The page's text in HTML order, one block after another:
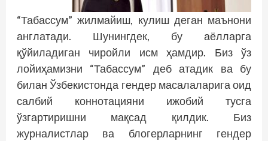
“Табассум” жилмайиш, кулиш деган маънони
англатади. Шунингдек, бу аёлларга
қўйиладиган чиройли исм ҳамдир. Биз ўз
лойиҳамизни “Табассум” деб атадик ва бу
билан Ўзбекистонда гендер масалаларига оид
салбий коннотацияни ижобий тусга
ўзгартиришни мақсад қилдик. Биз
журналистлар ва блогерларнинг гендер